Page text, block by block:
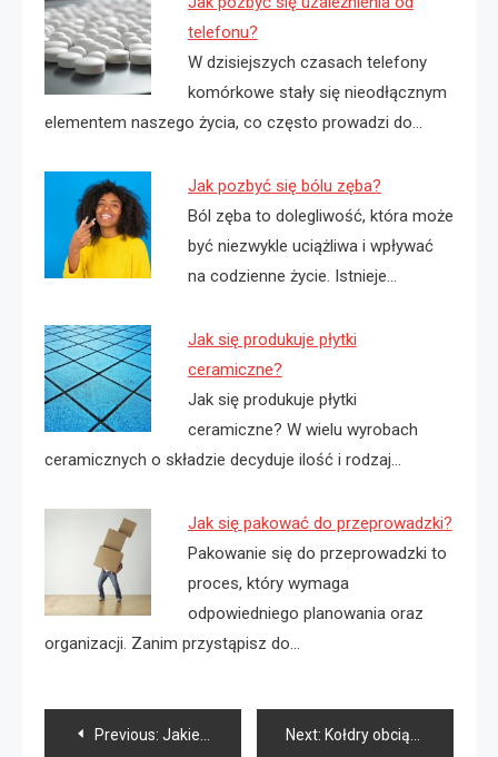
telefonu?
W dzisiejszych czasach telefony
komórkowe stały się nieodłącznym
elementem naszego życia, co często prowadzi do…
Jak pozbyć się bólu zęba?
Ból zęba to dolegliwość, która może
być niezwykle uciążliwa i wpływać
na codzienne życie. Istnieje…
Jak się produkuje płytki
ceramiczne?
Jak się produkuje płytki
ceramiczne? W wielu wyrobach
ceramicznych o składzie decyduje ilość i rodzaj…
Jak się pakować do przeprowadzki?
Pakowanie się do przeprowadzki to
proces, który wymaga
odpowiedniego planowania oraz
organizacji. Zanim przystąpisz do…
Nawigacja
Previous: Jakie polecacie busy z Polski do Niemiec? Next: Kołdry obciążeniowe co to jest?